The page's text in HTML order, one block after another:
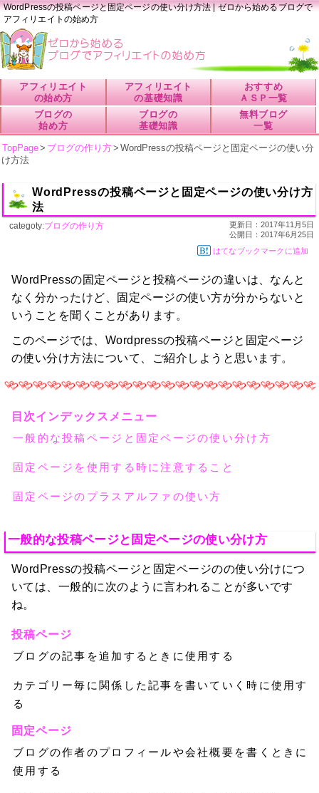
WordPressの投稿ページと固定ページの使い分け方法 | ゼロから始めるブログで
アフィリエイトの始め方
アフィリエイト
の始め方
アフィリエイト
の基礎知識
おすすめ
ＡＳＰ一覧
ブログの
始め方
ブログの
基礎知識
無料ブログ
一覧
TopPage> ブログの作り方> WordPressの投稿ページと固定ページの使い分
け方法
WordPressの投稿ページと固定ページの使い分け方
法
categoty:ブログの作り方 更新日： 2017年11月5日
公開日： 2017年6月25日
はてなブックマークに追加
WordPressの固定ページと投稿ページの違いは、なんと
なく分かったけど、固定ページの使い方が分からないと
いうことを聞くことがあります。
このページでは、Wordpressの投稿ページと固定ページ
の使い分け方法について、ご紹介しようと思います。
目次インデックスメニュー
一般的な投稿ページと固定ページの使い分け方
固定ページを使用する時に注意すること
固定ページのプラスアルファの使い方
一般的な投稿ページと固定ページの使い分け方
WordPressの投稿ページと固定ページのの使い分けにつ
いては、一般的に次のように言われることが多いです
ね。
投稿ページ
ブログの記事を追加するときに使用する
カテゴリー毎に関係した記事を書いていく時に使用す
る
固定ページ
ブログの作者のプロフィールや会社概要を書くときに
使用する